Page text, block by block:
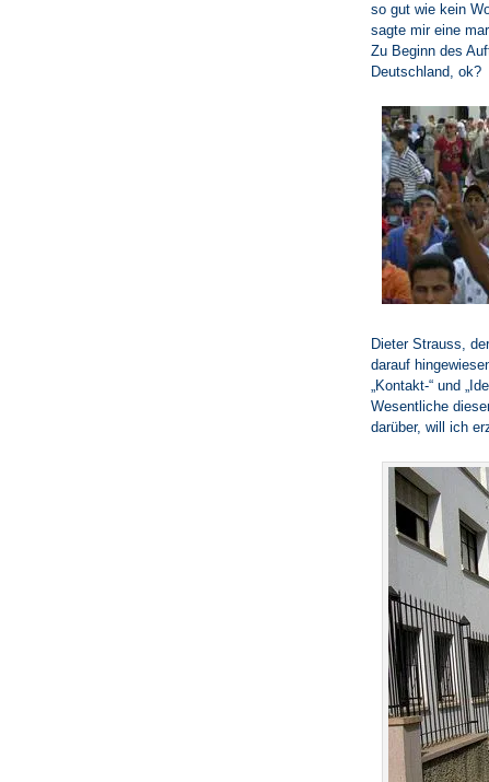
so gut wie kein
sagte mir eine
Zu Beginn des
Deutschland, ok?
Dieter Strauss,
darauf
„Kontakt-“ und
Wesentliche
darüber, will ich